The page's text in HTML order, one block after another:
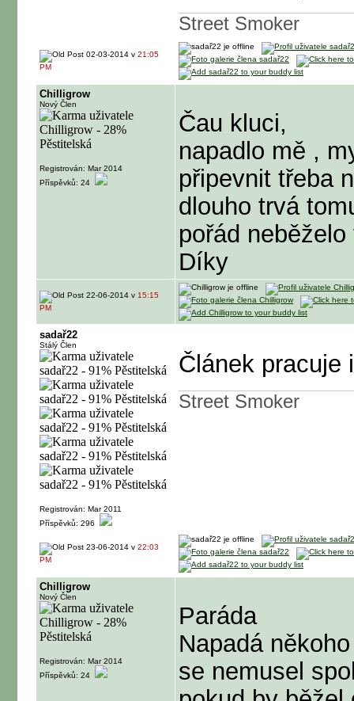
Street Smoker
02-03-2014 v 21:05
PM
Chilligrow
Nový Člen
Registrován: Mar 2014
Příspěvků: 24
Čau kluci,
napadlo mě ,
připevnit třeba
dlouho trvá
pořád
Díky
22-06-2014 v 15:15
PM
sadař22
Stálý Člen
Registrován: Mar 2011
Příspěvků: 296
Článek pracuje
Street Smoker
23-06-2014 v 22:03
PM
Chilligrow
Nový Člen
Registrován: Mar 2014
Příspěvků: 24
Paráda
Napadá
se nemusel